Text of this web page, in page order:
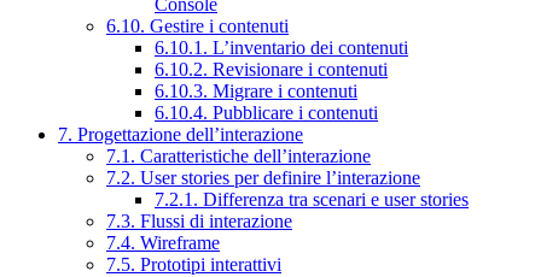
6.10. Gestire i contenuti
6.10.1. L’inventario dei contenuti
6.10.2. Revisionare i contenuti
6.10.3. Migrare i contenuti
6.10.4. Pubblicare i contenuti
7. Progettazione dell’interazione
7.1. Caratteristiche dell’interazione
7.2. User stories per definire l’interazione
7.2.1. Differenza tra scenari e user stories
7.3. Flussi di interazione
7.4. Wireframe
7.5. Prototipi interattivi